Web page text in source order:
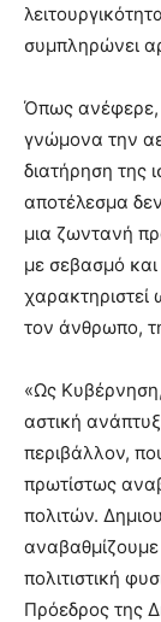
συμπληρώνει
Όπως ανέφερε,
γνώμονα την
διατήρηση της
αποτέλεσμα
μια ζωντανή
με σεβασμό
χαρακτηριστεί
τον άνθρωπο,
«Ως
αστική
περιβάλλον,
πρωτίστως
πολιτών.
πολιτιστική
Πρόεδρος της